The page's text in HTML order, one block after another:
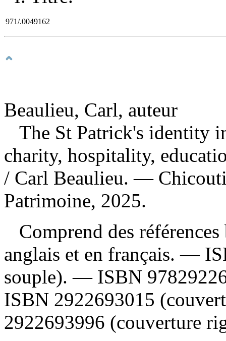
971/.0049162
Beaulieu, Carl, auteur
The St Patrick's identity
charity, hospitality,
/ Carl Beaulieu. —
Patrimoine, 2025.
Comprend des
anglais et en français. —
souple). — ISBN
ISBN 2922693015
2922693996 (couverture